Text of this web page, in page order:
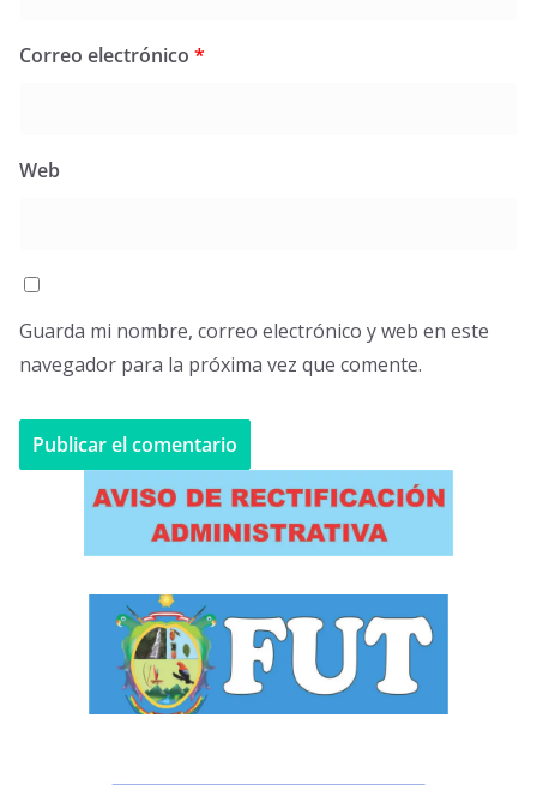
Correo electrónico *
Web
Guarda mi nombre, correo electrónico y web en este
navegador para la próxima vez que comente.